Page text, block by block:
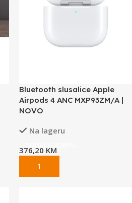
Bluetooth slusalice Apple
Airpods 4 ANC MXP93ZM/A |
NOVO
Na lageru
376,20 KM